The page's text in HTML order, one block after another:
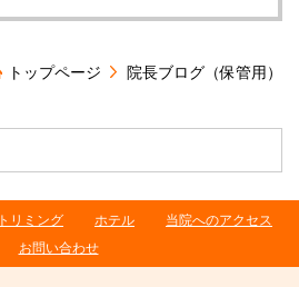
トップページ 院長ブログ（保管用）
トリミング ホテル
当院へのアクセス
お問い合わせ